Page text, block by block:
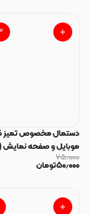
دستمال مخصوص تمیز
موبایل و صفحه نمایش
رندوم)
۷۵٫۰۰۰
۵۰٫۰۰۰تومان